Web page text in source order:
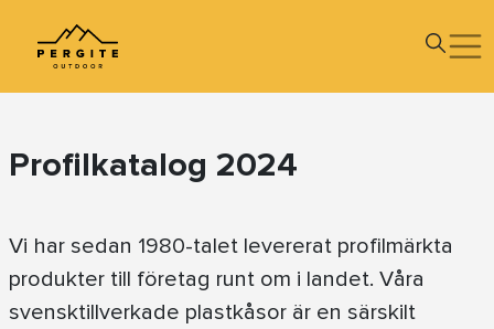
Profilkatalog 2024
Vi har sedan 1980-talet levererat profilmärkta
produkter till företag runt om i landet. Våra
svensktillverkade plastkåsor är en särskilt